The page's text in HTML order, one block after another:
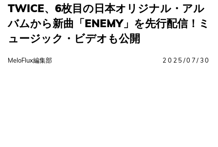
TWICE、6枚目の日本オリジナル・アル
バムから新曲「ENEMY」を先行配信！ミ
ュージック・ビデオも公開
MeloFlux編集部 2025/07/30